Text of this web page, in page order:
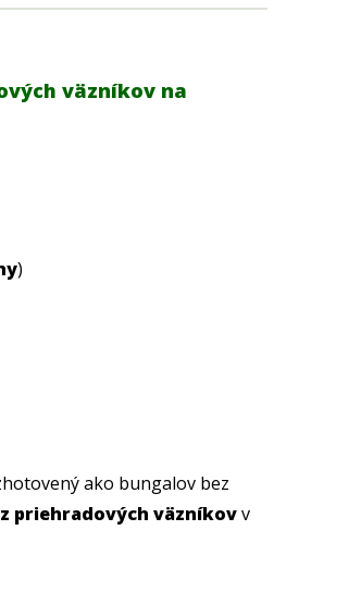
väzníkov na
)
ako bungalov bez
priehradových väzníkovv